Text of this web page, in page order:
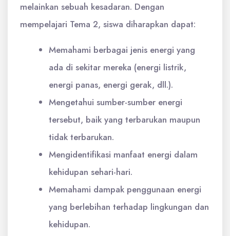
melainkan sebuah kesadaran. Dengan
mempelajari Tema 2, siswa diharapkan dapat:
Memahami berbagai jenis energi yang
ada di sekitar mereka (energi listrik,
energi panas, energi gerak, dll.).
Mengetahui sumber-sumber energi
tersebut, baik yang terbarukan maupun
tidak terbarukan.
Mengidentifikasi manfaat energi dalam
kehidupan sehari-hari.
Memahami dampak penggunaan energi
yang berlebihan terhadap lingkungan dan
kehidupan.